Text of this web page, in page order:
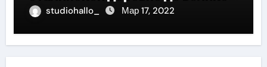
карьеры и яркой личной жизни
studiohallo_ Мар 17, 2022